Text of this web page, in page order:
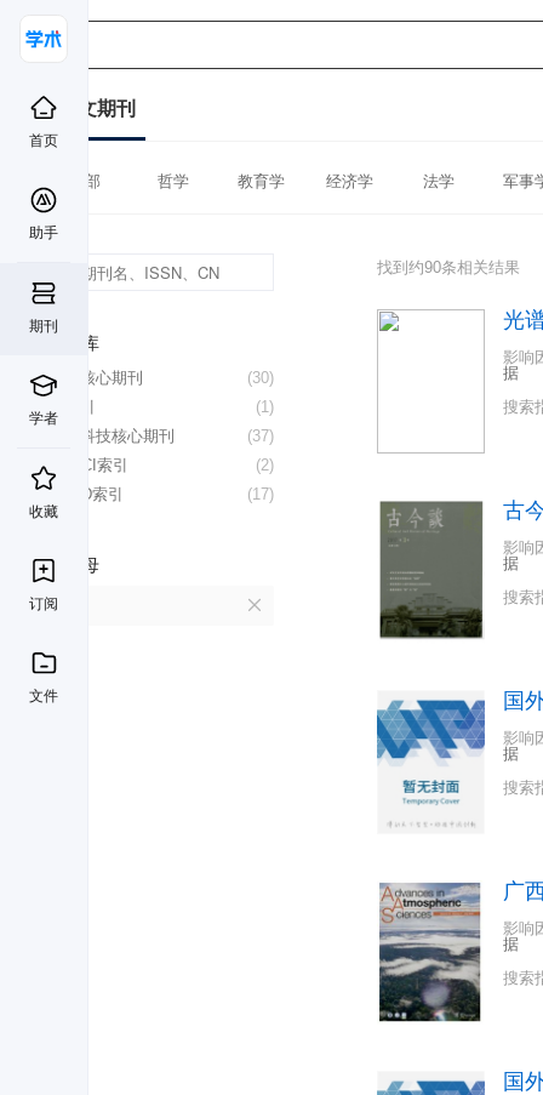
首页
助手
期刊
学者
收藏
订阅
文件
中文期刊
全部 哲学 教育学 经济学 法学 军事
数据库
(30)
北大核心期刊
(1)
EI索引
(37)
中国科技核心期刊
(2)
CSSCI索引
(17)
CSCD索引
首字母
G
找到约90条相关结果
光
影响
据
搜索
古
影响
据
搜索
国
影响
据
搜索
广
影响
据
搜索
国